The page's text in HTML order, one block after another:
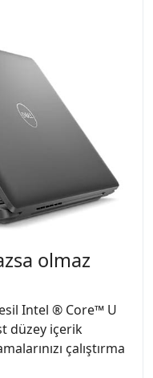
olmaz
Intel ® Core™ U
düzey içerik
çalıştırma